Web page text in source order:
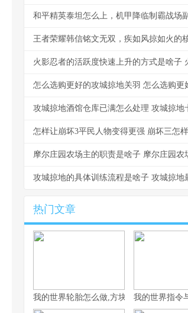
和平精英泰坦怎么上，机甲降临制霸战场
王者荣耀韩信铭文无双，疾如风掠如火的
怎么选购更好的攻城掠地关羽 怎么选购更
攻城掠地酒馆仓库已满怎么处理 攻城掠地
怎样让崩坏3平民人物变得更强 崩坏三怎样
热门文章
我的世界轮胎怎么做,方块世界的创意车轮
我的世界指令